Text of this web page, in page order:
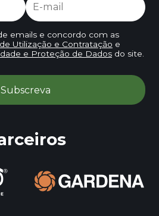
emails e concordo com as
Utilização e Contratação e
e Proteção de Dadosdo site.